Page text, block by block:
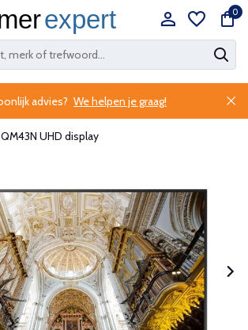
0
advies? We helpen je graag!
UHD display